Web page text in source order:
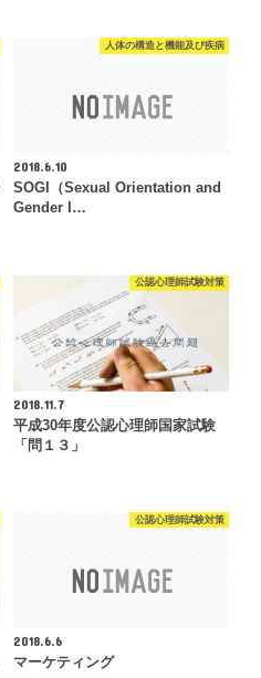
人体の構造と機能及び疾病
2018.6.10
SOGI（Sexual Orientation and
Gender I…
公認心理師試験対策
2018.11.7
平成30年度公認心理師国家試験
「問１３」
公認心理師試験対策
2018.6.6
マーケティング